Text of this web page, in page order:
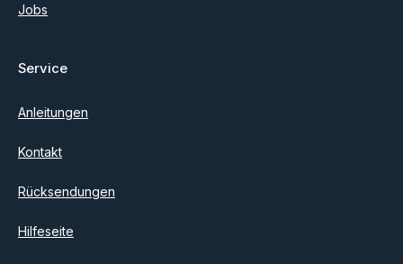
Jobs
Service
Anleitungen
Kontakt
Rücksendungen
Hilfeseite